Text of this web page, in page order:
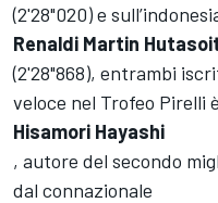
(2'28"020) e
Renaldi Martin
(2'28"868), entrambi
veloce nel Trofeo Pirelli
Hisamori Hayashi
, autore del secondo
dal connazionale